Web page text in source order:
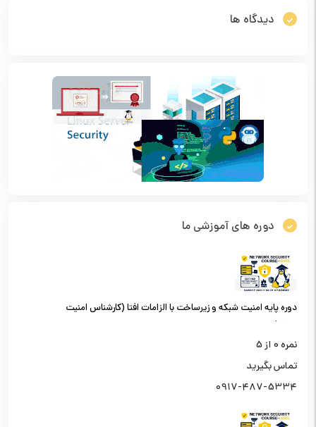
دیدگاه ها
دوره های آموزشی ما
دوره پایه امنیت شبکه و زیرساخت با الزامات افتا (کارشناس امنیت
نمره0 از 5
تماس بگیرید
0917-487-5334